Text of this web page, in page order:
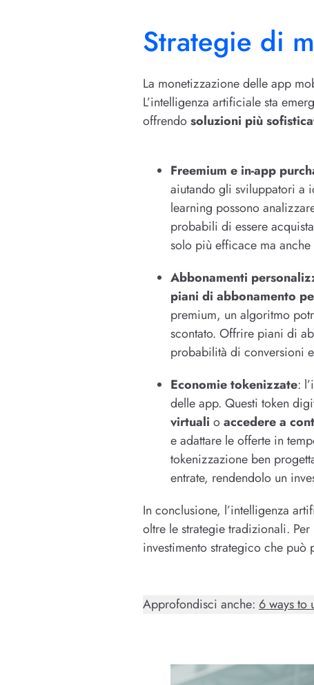
Strategie di
La monetizzazione delle app
L’intelligenza artificiale sta
offrendosoluzioni più
Freemium e in-app
aiutando gli sviluppatori a
learning possono
probabili di essere
solo più efficace ma
Abbonamenti
piani di abbonamento
premium, un algoritmo
scontato. Offrire piani di
probabilità di conversioni
Economie tokenizzate:
delle app. Questi token
virtuali oaccedere a
e adattare le offerte in
tokenizzazione ben
entrate, rendendolo un
In conclusione, l’intelligenza
oltre le strategie tradizionali.
investimento strategico che
Approfondisci anche: 6 ways to